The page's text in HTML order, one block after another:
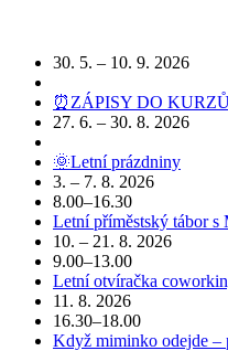
30. 5. – 10. 9. 2026
⏰ZÁPISY DO
27. 6. – 30. 8. 2026
🌞Letní prázdniny
3. – 7. 8. 2026
8.00–16.30
Letní příměstský tábor s
10. – 21. 8. 2026
9.00–13.00
Letní otvíračka
11. 8. 2026
16.30–18.00
Když miminko odejde –